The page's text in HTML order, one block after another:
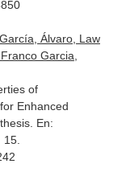
Álvaro, Law
Garcia,
of
Enhanced
En: